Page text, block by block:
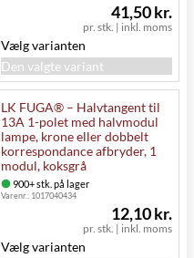
pr. stk. | inkl. moms
41,50 kr.
Vælg varianten
Den valgte variant
LK FUGA® – Halvtangent til
13A 1-polet med halvmodul
lampe, krone eller dobbelt
korrespondance afbryder, 1
modul, koksgrå
900+ stk. på lager
Varenr.: 1017040434
pr. stk. | inkl. moms
12,10 kr.
Vælg varianten